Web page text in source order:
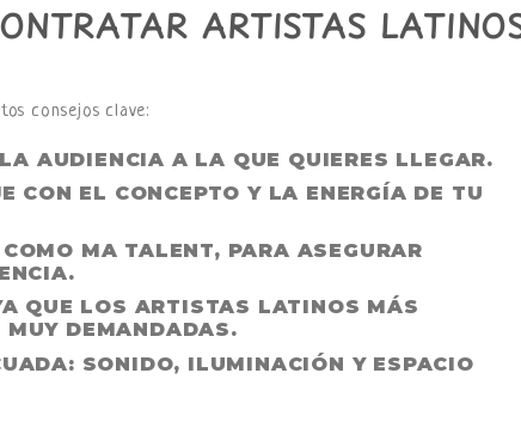
ARTISTAS
consejos clave:
AUDIENCIA A LA QUE QUIERES LLEGAR.
CON EL CONCEPTO Y LA ENERGÍA DE TU
COMO MA TALENT, PARA ASEGURAR
QUE LOS ARTISTAS LATINOS MÁS
MUY DEMANDADAS.
SONIDO, ILUMINACIÓN Y ESPACIO